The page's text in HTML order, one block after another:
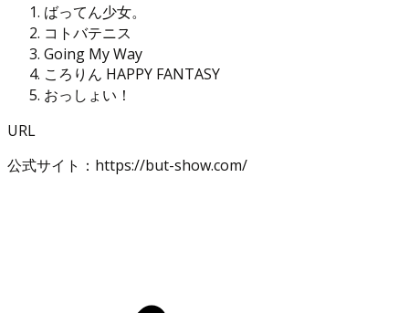
ばってん少女。
コトバテニス
Going My Way
ころりん HAPPY FANTASY
おっしょい！
URL
公式サイト：https://but-show.com/